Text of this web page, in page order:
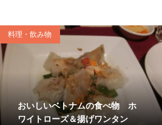
料理・飲み物
おいしいベトナムの食べ物 ホ
ワイトローズ＆揚げワンタン